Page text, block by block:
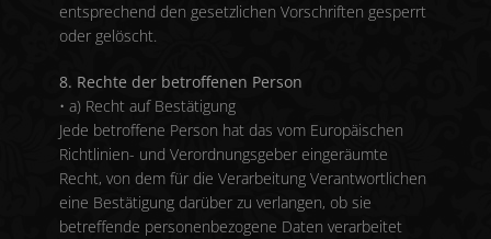
entsprechend den gesetzlichen Vorschriften gesperrt
oder gelöscht.
8. Rechte der betroffenen Person
• a) Recht auf Bestätigung
Jede betroffene Person hat das vom Europäischen
Richtlinien- und Verordnungsgeber eingeräumte
Recht, von dem für die Verarbeitung Verantwortlichen
eine Bestätigung darüber zu verlangen, ob sie
betreffende personenbezogene Daten verarbeitet